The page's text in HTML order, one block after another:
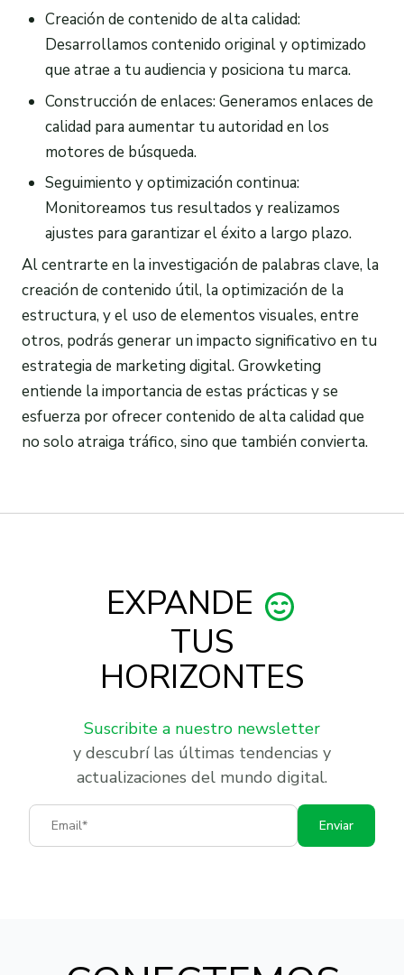
Creación de contenido de alta calidad:
Desarrollamos contenido original y optimizado
que atrae a tu audiencia y posiciona tu marca.
Construcción de enlaces: Generamos enlaces de
calidad para aumentar tu autoridad en los
motores de búsqueda.
Seguimiento y optimización continua:
Monitoreamos tus resultados y realizamos
ajustes para garantizar el éxito a largo plazo.
Al centrarte en la investigación de palabras clave, la
creación de contenido útil, la optimización de la
estructura, y el uso de elementos visuales, entre
otros, podrás generar un impacto significativo en tu
estrategia de marketing digital. Growketing
entiende la importancia de estas prácticas y se
esfuerza por ofrecer contenido de alta calidad que
no solo atraiga tráfico, sino que también convierta.
EXPANDE
TUS
HORIZONTES
Suscribite a nuestro newsletter
y descubrí las últimas tendencias y
actualizaciones del mundo digital.
Email
Enviar